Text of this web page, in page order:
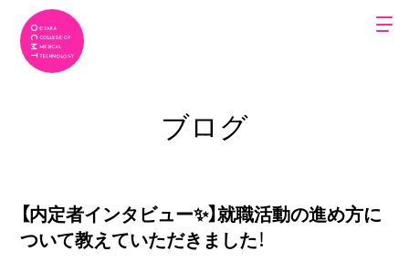
ブログ
【内定者インタビュー✨】就職活動の進め方に
ついて教えていただきました！